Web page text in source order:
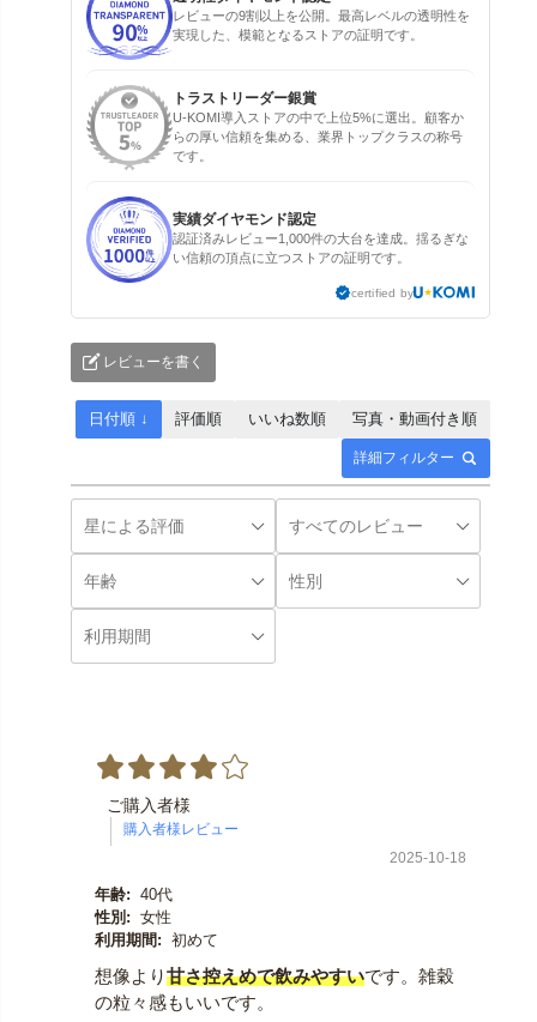
レビューの9割以上を公開。最高レベルの透明性を
実現した、模範となるストアの証明です。
トラストリーダー銀賞
U-KOMI導入ストアの中で上位5%に選出。顧客か
らの厚い信頼を集める、業界トップクラスの称号
です。
実績ダイヤモンド認定
認証済みレビュー1,000件の大台を達成。揺るぎな
い信頼の頂点に立つストアの証明です。
certified by
レビューを書く
詳細フィルター
日付順 ↓ 評価順 いいね数順 写真・動画付き順
ご購入者様
2025-10-18
年齢: 40代
性別: 女性
利用期間: 初めて
想像より甘さ控えめで飲みやすいです。雑穀
の粒々感もいいです。